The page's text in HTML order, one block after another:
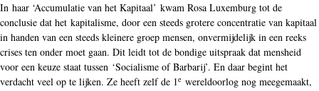
In haar ‘Accumulatie van het Kapitaal’ kwam Rosa Luxemburg tot de
conclusie dat het kapitalisme, door een steeds grotere concentratie van kapitaal
in handen van een steeds kleinere groep mensen, onvermijdelijk in een reeks
crises ten onder moet gaan. Dit leidt tot de bondige uitspraak dat mensheid
voor een keuze staat tussen ‘Socialisme of Barbarij’. En daar begint het
verdacht veel op te lijken. Ze heeft zelf de 1e wereldoorlog nog meegemaakt,